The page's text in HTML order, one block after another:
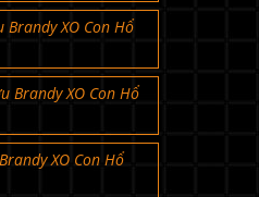
XO Con Hổ
Brandy XO Con Hổ
XO Con Hổ